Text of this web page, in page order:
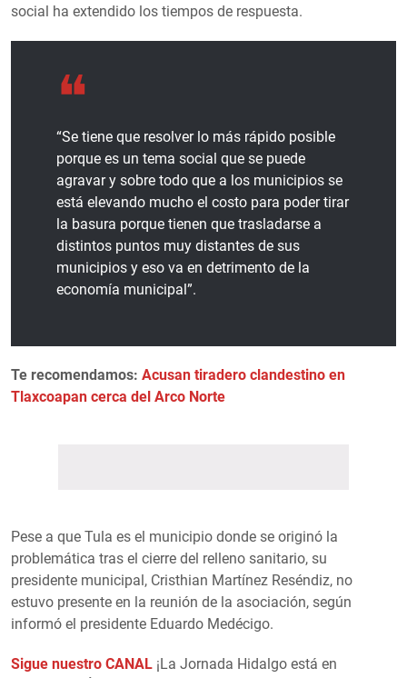
social ha extendido los tiempos de respuesta.
“Se tiene que resolver lo más rápido posible
porque es un tema social que se puede
agravar y sobre todo que a los municipios se
está elevando mucho el costo para poder tirar
la basura porque tienen que trasladarse a
distintos puntos muy distantes de sus
municipios y eso va en detrimento de la
economía municipal”.
Te recomendamos: Acusan tiradero clandestino en
Tlaxcoapan cerca del Arco Norte
Pese a que Tula es el municipio donde se originó la
problemática tras el cierre del relleno sanitario, su
presidente municipal, Cristhian Martínez Reséndiz, no
estuvo presente en la reunión de la asociación, según
informó el presidente Eduardo Medécigo.
Sigue nuestro CANAL ¡La Jornada Hidalgo está en